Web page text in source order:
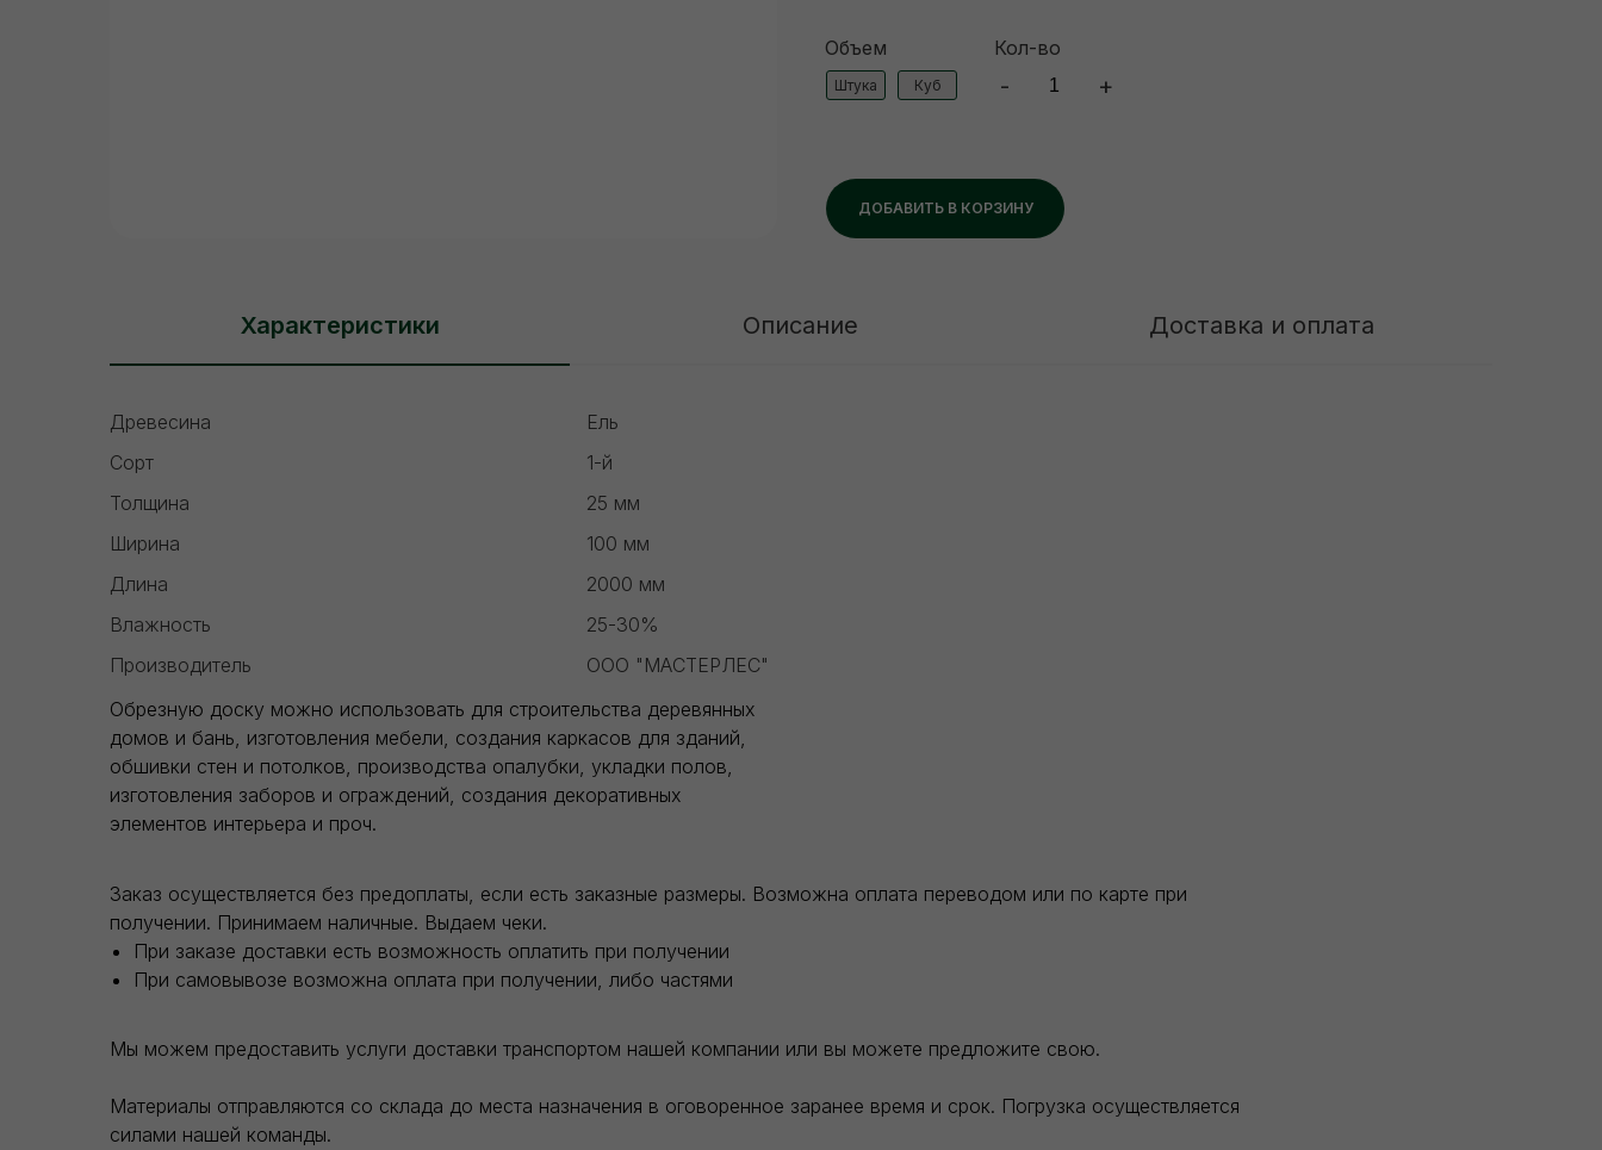
Объем
ДОБАВИТЬ В КОРЗИНУ
Штука Куб
Кол-во
- +
Характеристики Описание Доставка и оплата
Древесина
Ель
Сорт
1-й
Толщина
25 мм
Ширина
100 мм
Длина
2000 мм
Влажность
25-30%
Производитель
ООО "МАСТЕРЛЕС"
Обрезную доску можно использовать для строительства деревянных
домов и бань, изготовления мебели, создания каркасов для зданий,
обшивки стен и потолков, производства опалубки, укладки полов,
изготовления заборов и ограждений, создания декоративных
элементов интерьера и проч.
Заказ осуществляется без предоплаты, если есть заказные размеры. Возможна оплата переводом или по карте при
получении. Принимаем наличные. Выдаем чеки.
При заказе доставки есть возможность оплатить при получении
При самовывозе возможна оплата при получении, либо частями
Мы можем предоставить услуги доставки транспортом нашей компании или вы можете предложите свою.
Материалы отправляются со склада до места назначения в оговоренное заранее время и срок. Погрузка осуществляется
силами нашей команды.